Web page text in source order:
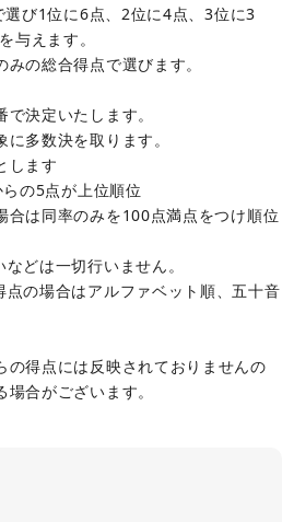
び1位に6点、2位に4点、3位に3
与えます。
の総合得点で選びます。
決定いたします。
多数決を取ります。
します
の5点が上位順位
は同率のみを100点満点をつけ順位
どは一切行いません。
の場合はアルファベット順、五十音
の得点には反映されておりませんの
合がございます。